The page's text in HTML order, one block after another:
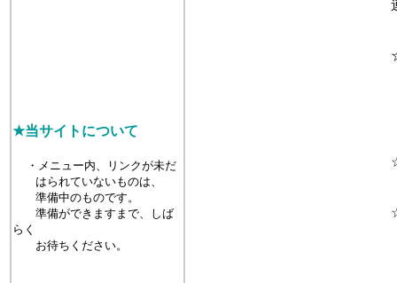
☆
☆
☆
★当サイトについて
・メニュー内、リンクが未だ
はられていないものは、
準備中のものです。
準備ができますまで、しば
らく
お待ちください。